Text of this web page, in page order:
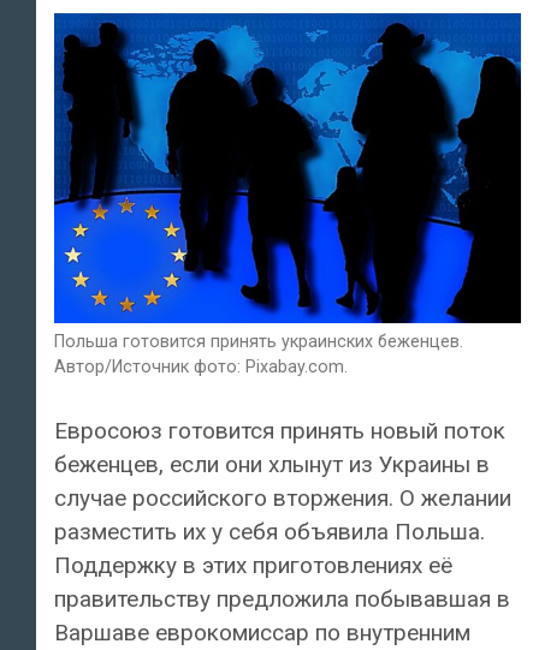
Польша готовится принять украинских беженцев.
Автор/Источник фото: Pixabay.com.
Евросоюз готовится принять новый поток
беженцев, если они хлынут из Украины в
случае российского вторжения. О желании
разместить их у себя объявила Польша.
Поддержку в этих приготовлениях её
правительству предложила побывавшая в
Варшаве еврокомиссар по внутренним